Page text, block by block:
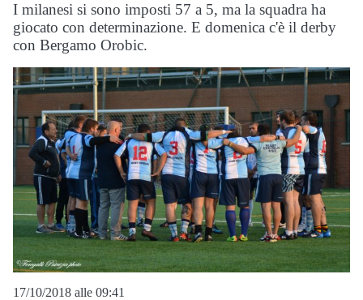
I milanesi si sono imposti 57 a 5, ma la squadra ha
giocato con determinazione. E domenica c'è il derby
con Bergamo Orobic.
17/10/2018 alle 09:41